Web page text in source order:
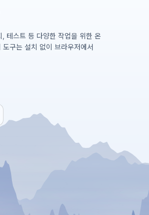
테스트 등 다양한 작업을 위한 온
구는 설치 없이 브라우저에서